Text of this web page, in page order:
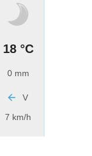
18 °C
0 mm
V
7 km/h